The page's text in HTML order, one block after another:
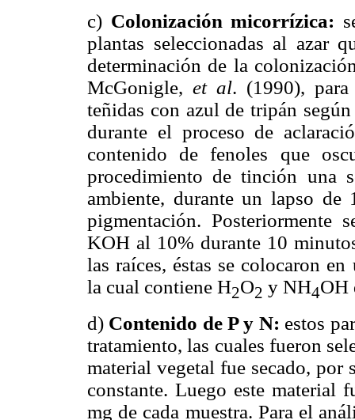
c) Colonización micorrízica:
plantas seleccionadas al azar
determinación de la
McGonigle, et al. (1990),
teñidas con azul de tripán
durante el proceso de
contenido de fenoles que
procedimiento de tinción una
ambiente, durante un lapso
pigmentación. Posteriormente
KOH al 10% durante 10
las raíces, éstas se colocaron
la cual contiene H2O2 y NH4OH
d) Contenido de P y N: estos
tratamiento, las cuales fueron
material vegetal fue secado, por
constante. Luego este
mg de cada muestra. Para el